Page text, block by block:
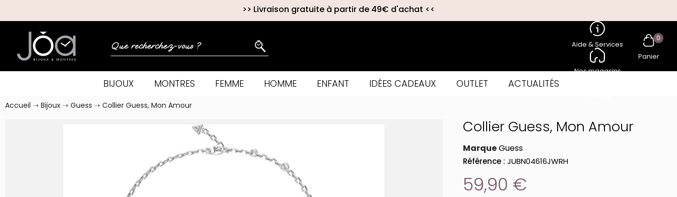
>> Livraison gratuite à partir de 49€ d'achat <<
Aide & Services
Nos magasins
0
Panier
BIJOUX MONTRES FEMME HOMME ENFANT IDÉES CADEAUX OUTLET ACTUALITÉS
Accueil Bijoux Guess Collier Guess, Mon Amour
Collier Guess, Mon Amour
MarqueGuess
Référence : JUBN04616JWRH
59,90 €